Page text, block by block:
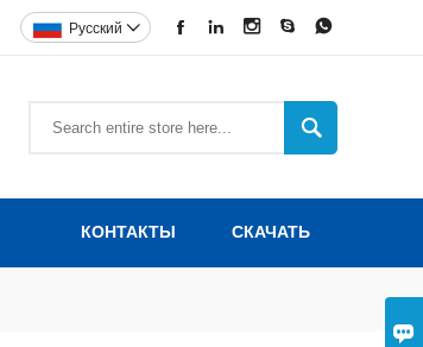

    
Pусский 

КОНТАКТЫ СКАЧАТЬ